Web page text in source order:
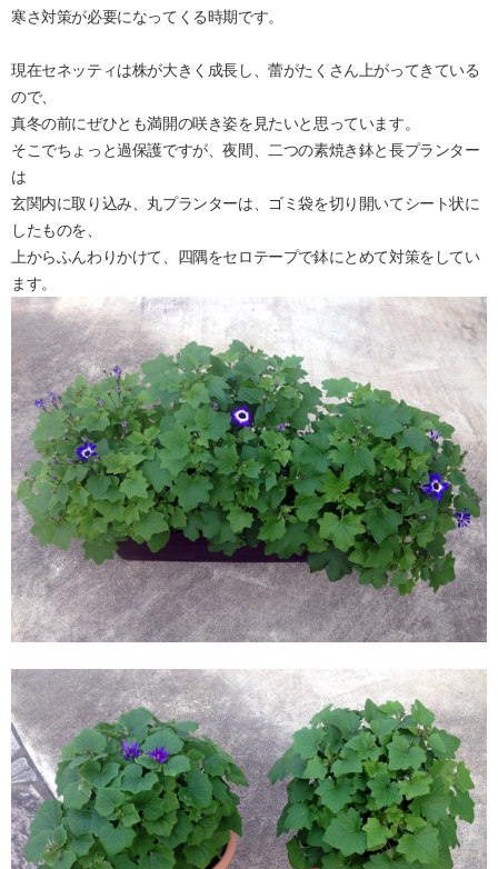
寒さ対策が必要になってくる時期です。
現在セネッティは株が大きく成長し、蕾がたくさん上がってきている
ので、
真冬の前にぜひとも満開の咲き姿を見たいと思っています。
そこでちょっと過保護ですが、夜間、二つの素焼き鉢と長プランター
は
玄関内に取り込み、丸プランターは、ゴミ袋を切り開いてシート状に
したものを、
上からふんわりかけて、四隅をセロテープで鉢にとめて対策をしてい
ます。